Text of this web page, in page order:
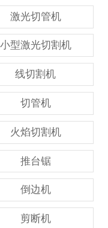
激光切管机
小型激光切割机
线切割机
切管机
火焰切割机
推台锯
倒边机
剪断机